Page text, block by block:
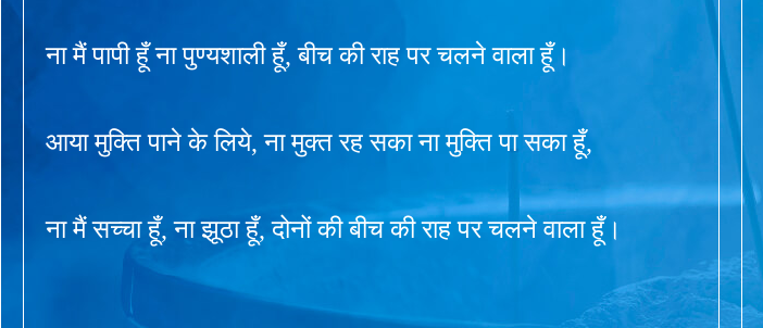
ना मैं पापी हूँ ना पुण्यशाली हूँ, बीच की राह पर चलने वाला हूँ।
आया मुक्ति पाने के लिये, ना मुक्त रह सका ना मुक्ति पा सका हूँ,
ना मैं सच्चा हूँ, ना झूठा हूँ, दोनों की बीच की राह पर चलने वाला हूँ।